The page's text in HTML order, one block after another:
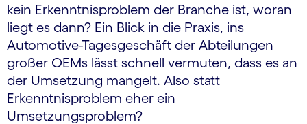
kein Erkenntnisproblem der Branche ist, woran
liegt es dann? Ein Blick in die Praxis, ins
Automotive-Tagesgeschäft der Abteilungen
großer OEMs lässt schnell vermuten, dass es an
der Umsetzung mangelt. Also statt
Erkenntnisproblem eher ein
Umsetzungsproblem?